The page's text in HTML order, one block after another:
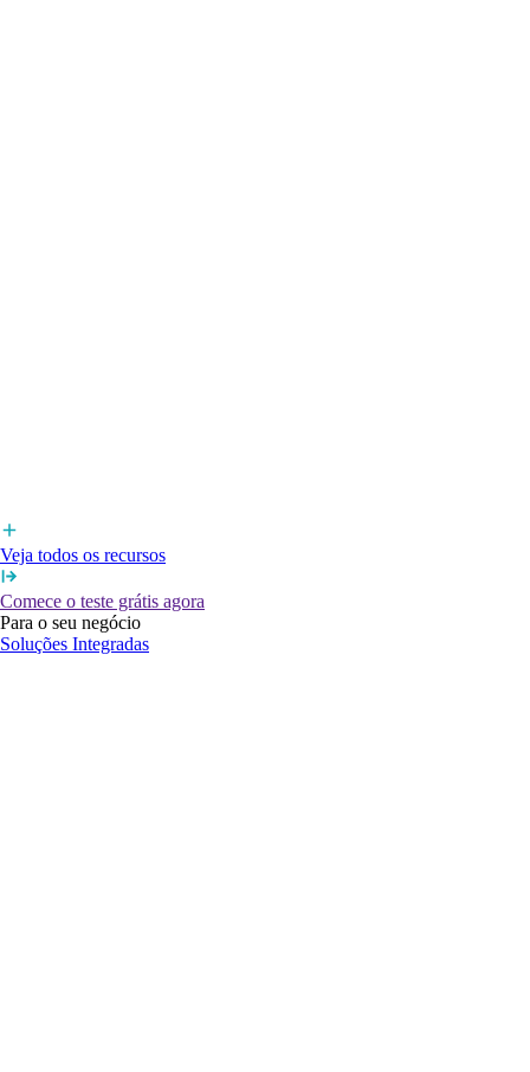
Veja todos os recursos
Comece o teste grátis agora
Para o seu negócio
Soluções Integradas